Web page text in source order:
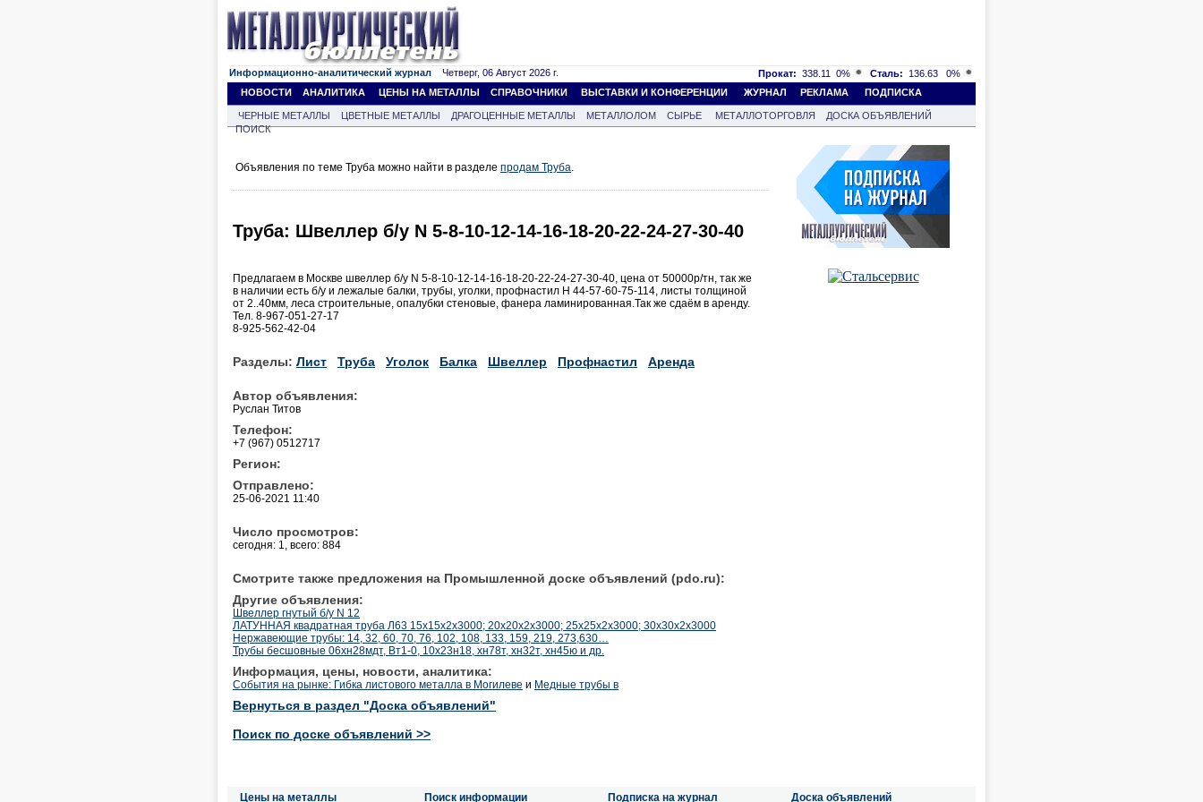
Информационно-аналитический журнал Четверг, 06 Август 2026 г. Прокат: 338.11 0% Сталь: 136.63
0%
НОВОСТИ
АНАЛИТИКА ЦЕНЫ НА МЕТАЛЛЫ СПРАВОЧНИКИ ВЫСТАВКИ И КОНФЕРЕНЦИИ ЖУРНАЛ РЕКЛАМА ПОДПИСКА
ЧЕРНЫЕ МЕТАЛЛЫ ЦВЕТНЫЕ МЕТАЛЛЫ ДРАГОЦЕННЫЕ МЕТАЛЛЫ МЕТАЛЛОЛОМ СЫРЬЕ МЕТАЛЛОТОРГОВЛЯ
ДОСКА ОБЪЯВЛЕНИЙ
ПОИСК
Объявления по теме Труба можно найти в разделе продам Труба.
Труба: Швеллер б/у N 5-8-10-12-14-16-18-20-22-24-27-30-40
Предлагаем в Москве швеллер б/у N 5-8-10-12-14-16-18-20-22-24-27-30-40, цена от 50000р/тн, так же
в наличии есть б/у и лежалые балки, трубы, уголки, профнастил Н 44-57-60-75-114, листы толщиной
от 2..40мм, леса строительные, опалубки стеновые, фанера ламинированная.Так же сдаём в аренду.
Тел. 8-967-051-27-17
8-925-562-42-04
Разделы: Лист Труба Уголок Балка Швеллер Профнастил Аренда
Автор объявления:
Руслан Титов
Телефон:
+7 (967) 0512717
Регион:
Отправлено:
25-06-2021 11:40
Число просмотров:
сегодня: 1, всего: 884
Смотрите также предложения на Промышленной доске объявлений (pdo.ru):
Другие объявления:
Швеллер гнутый б/у N 12
ЛАТУННАЯ квадратная труба Л63 15х15х2х3000; 20х20х2х3000; 25х25х2х3000; 30х30х2х3000
Нержавеющие трубы: 14, 32, 60, 70, 76, 102, 108, 133, 159, 219, 273,630…
Трубы бесшовные 06хн28мдт, Вт1-0, 10х23н18, хн78т, хн32т, хн45ю и др.
Информация, цены, новости, аналитика:
События на рынке: Гибка листового металла в Могилеве и Медные трубы в
Вернуться в раздел "Доска объявлений"
Поиск по доске объявлений >>
Цены на металлы Поиск информации Подписка на журнал Доска объявлений